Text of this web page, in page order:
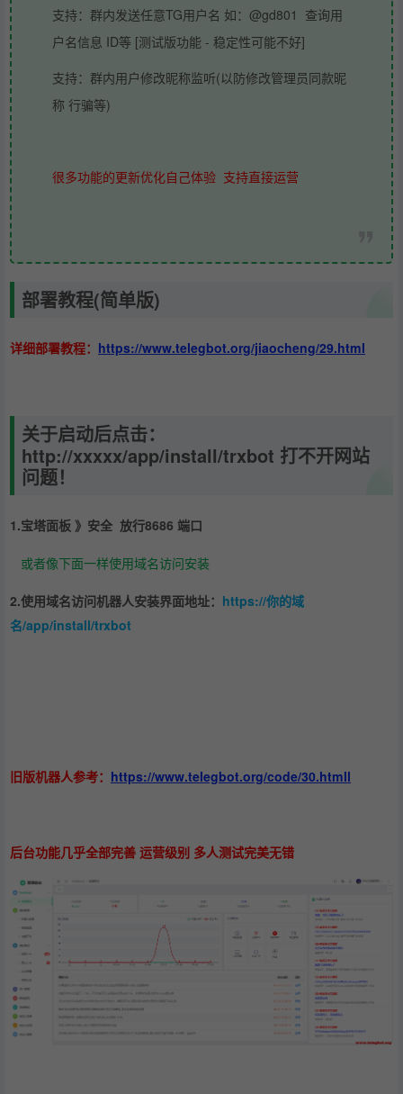
支持：群内发送任意TG用户名 如：@gd801 查询用
户名信息 ID等 [测试版功能 - 稳定性可能不好]
支持：群内用户修改昵称监听(以防修改管理员同款昵
称 行骗等)
很多功能的更新优化自己体验 支持直接运营
部署教程(简单版)
详细部署教程： https://www.telegbot.org/jiaocheng/29.html
关于启动后点击：
http://xxxxx/app/install/trxbot 打不开网站
问题！
1.宝塔面板 》安全 放行8686 端口
或者像下面一样使用域名访问安装
2.使用域名访问机器人安装界面地址： https://你的域
名/app/install/trxbot
旧版机器人参考： https://www.telegbot.org/code/30.htmll
后台功能几乎全部完善 运营级别 多人测试完美无错